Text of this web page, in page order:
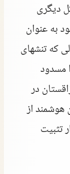
۲۰۲۵ به شکل دیگری
به عنوان
که تنشهای
مسدود
در
از
تثبیت